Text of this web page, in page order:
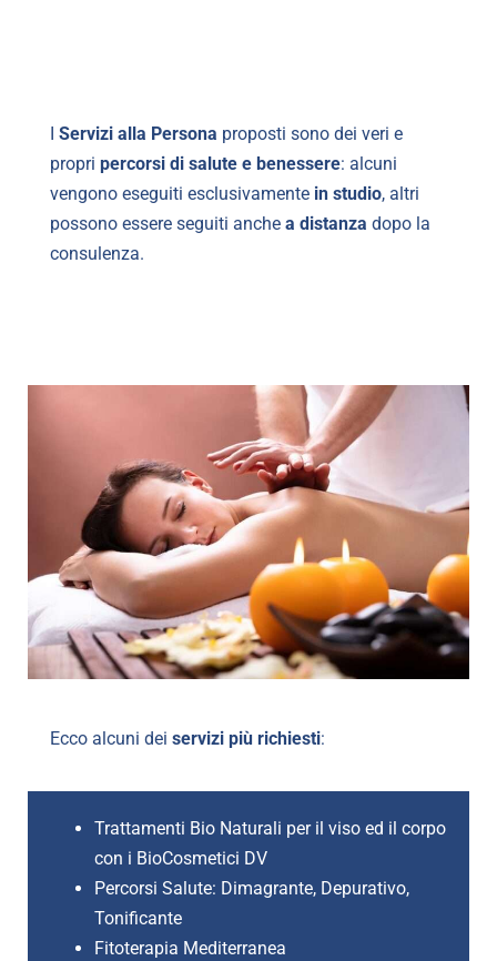
Servizi alla Persona proposti sono dei veri e
propri percorsi di salute e benessere: alcuni
vengono eseguiti esclusivamente in studio, altri
possono essere seguiti anche a distanza dopo la
consulenza.
Ecco alcuni dei servizi più richiesti:
Trattamenti Bio Naturali per il viso ed il corpo
con i BioCosmetici DV
Percorsi Salute: Dimagrante, Depurativo,
Tonificante
Fitoterapia Mediterranea